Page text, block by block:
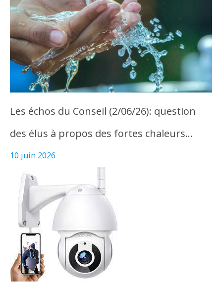
Les échos du Conseil (2/06/26): question
des élus à propos des fortes chaleurs…
10 juin 2026